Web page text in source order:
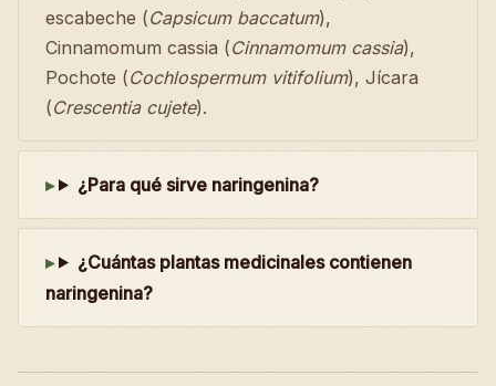
escabeche (Capsicum baccatum),
Cinnamomum cassia (Cinnamomum cassia),
Pochote (Cochlospermum vitifolium), Jícara
(Crescentia cujete).
¿Para qué sirve naringenina?
¿Cuántas plantas medicinales contienen
naringenina?